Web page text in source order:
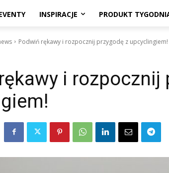
INSPIRACJE PRODUKT
Podwiń rękawy i rozpocznij przygodę z upcyclingiem!
i rozpocznij